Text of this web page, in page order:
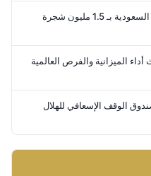
تبوك تحتل صدارة إنتاج العنب في السعودية بـ 1.5 مليون شجرة
الميزانية والفرص العالمية
الوقف الإسعافي للهلال